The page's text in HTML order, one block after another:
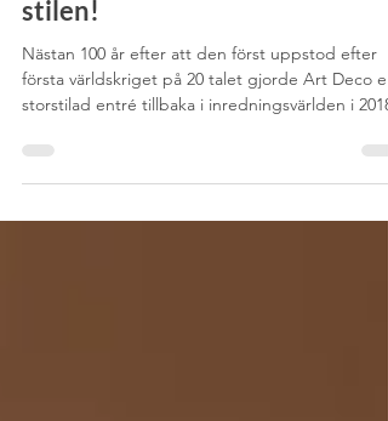
Art Deco – såhär ordnar du
stilen!
Nästan 100 år efter att den först uppstod efter
storstilad entré tillbaka i inredningsvärlden i 2018
ganska mycket svärta. Formerna är vågade,